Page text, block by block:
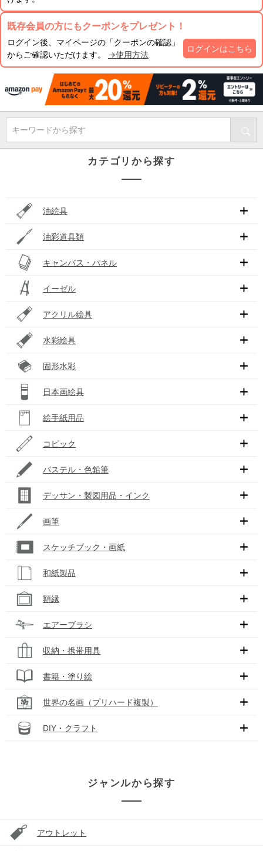
既存会員の方にもクーポンをプレゼント！
ログイン後、マイページの「クーポンの確認」
からご確認いただけます。 →使用方法
ログインはこちら
キーワードから探す
カテゴリから探す
油絵具
油彩道具類
キャンバス・パネル
イーゼル
アクリル絵具
水彩絵具
固形水彩
日本画絵具
絵手紙用品
コピック
パステル・色鉛筆
デッサン・製図用品・インク
画筆
スケッチブック・画紙
和紙製品
額縁
エアーブラシ
収納・携帯用具
書籍・塗り絵
世界の名画（プリハード複製）
DIY・クラフト
ジャンルから探す
アウトレット